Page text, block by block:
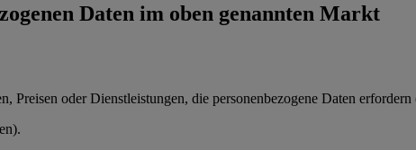
Daten im oben genannten Markt
oder Dienstleistungen, die personenbezogene Daten